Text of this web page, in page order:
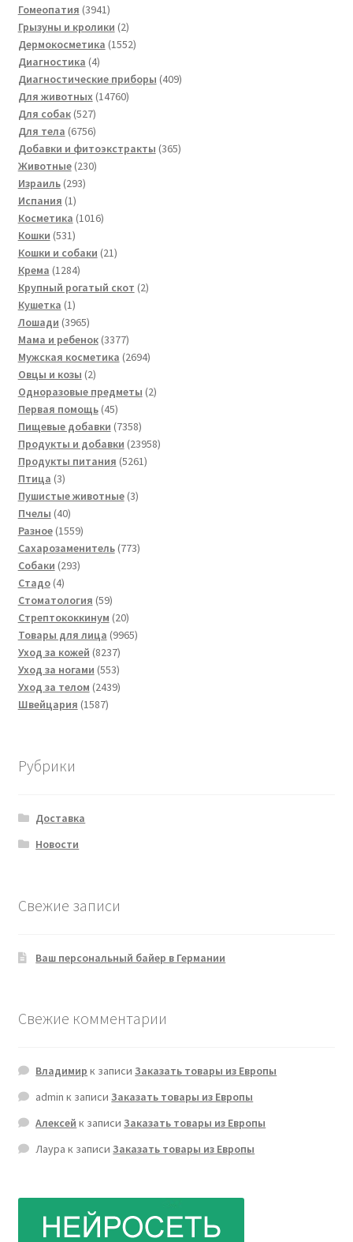
Гомеопатия 39413941
товар
Грызуны и кролики 22
товара
Дермокосметика 15521552
Диагностика 44
товара
Диагностические приборы 409409
Для животных 1476014760
Для собак 527527
товаров
Для тела 67566756
товаров
Добавки и фитоэкстракты 365365
Животные 230230
Израиль 293293
Испания 11
товар
Косметика 10161016
Кошки 531531
товар
Кошки и собаки 2121
Крема 12841284
товара
Крупный рогатый скот 22
Кушетка 11
товар
Лошади 39653965
товаров
Мама и ребенок 33773377
товаров
Мужская косметика 26942694
Овцы и козы 22
товара
Одноразовые предметы 22
Первая помощь 4545
товаров
Пищевые добавки 73587358
товаров
Продукты и добавки 2395823958
Продукты питания 52615261
Птица 33
товара
Пушистые животные 33
Пчелы 4040
товаров
Разное 15591559
товаров
Сахарозаменитель 773773
Собаки 293293
Стадо 44
товара
Стоматология 5959
товаров
Стрептококкинум 2020
товаров
Товары для лица 99659965
Уход за кожей 82378237
товаров
Уход за ногами 553553
товара
Уход за телом 24392439
Швейцария 15871587
Рубрики
Доставка
Новости
Свежие записи
Ваш персональный байер в Германии
Свежие комментарии
Владимир к записиЗаказать товары из Европы
admin к записиЗаказать товары из Европы
Алексей к записиЗаказать товары из Европы
Лаура к записиЗаказать товары из Европы